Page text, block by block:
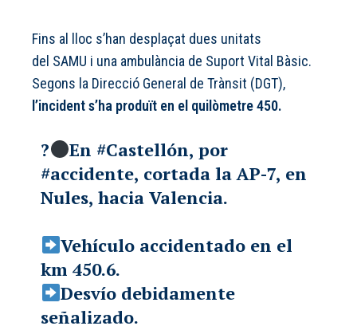
Fins al lloc s’han desplaçat dues unitats
del SAMU i una ambulància de Suport Vital Bàsic.
Segons la Direcció General de Trànsit (DGT),
l’incident s’ha produït en el quilòmetre 450.
? En #Castellón, por
#accidente, cortada la AP-7, en
Nules, hacia Valencia.
Vehículo accidentado en el
km 450.6.
Desvío debidamente
señalizado.